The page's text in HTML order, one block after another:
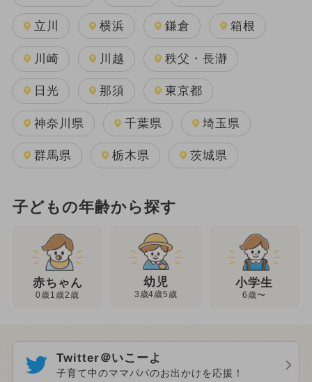
立川 横浜 鎌倉 箱根
川崎 川越 秩父・長瀞
日光 那須 東京都
神奈川県 千葉県 埼玉県
群馬県 栃木県 茨城県
子どもの年齢から探す
赤ちゃん
0歳1歳2歳
幼児
3歳4歳5歳
小学生
6歳〜
Twitter＠いこーよ
子育て中のママパパのお出かけを応援！